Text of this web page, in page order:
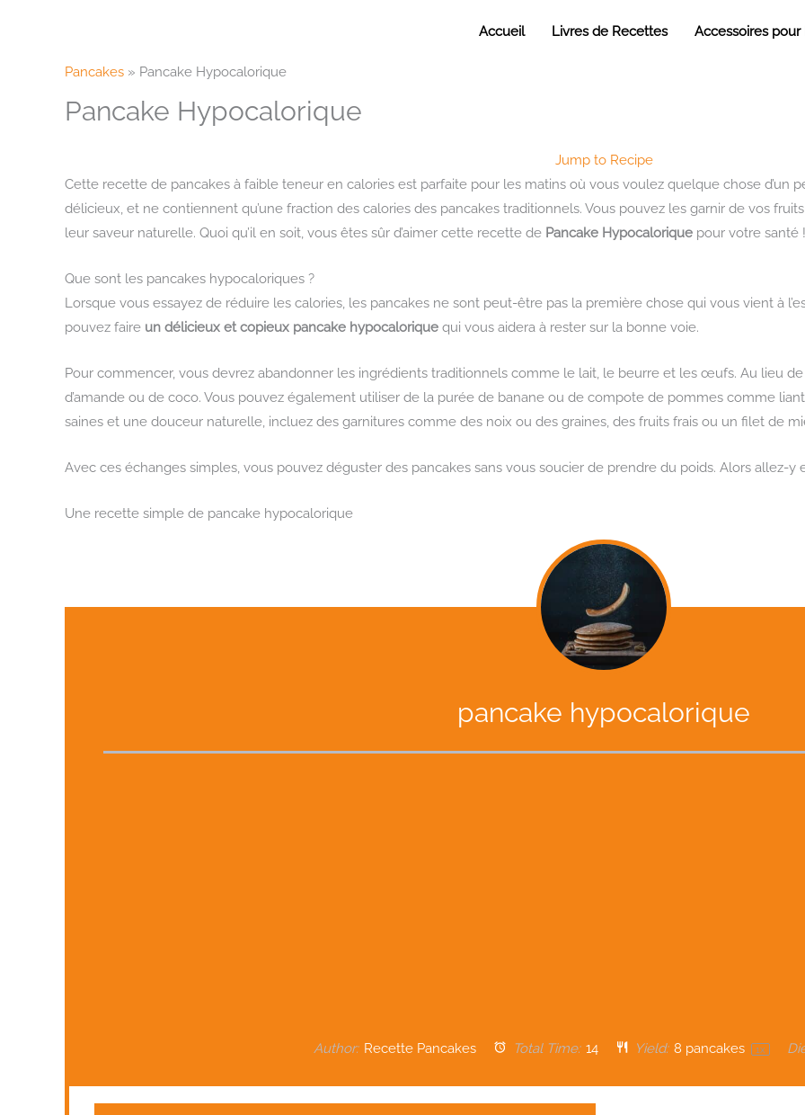
Accueil Livres de Recettes Accessoires pour
Pancakes » Pancake Hypocalorique
Pancake Hypocalorique
Jump to Recipe
Cette recette de pancakes à faible teneur en calories est parfaite pour les matins où vous voulez quelque chose d’un
délicieux, et ne contiennent qu’une fraction des calories des pancakes traditionnels. Vous pouvez les garnir de vos
leur saveur naturelle. Quoi qu’il en soit, vous êtes sûr d’aimer cette recette de Pancake Hypocalorique pour votre santé !
Que sont les pancakes hypocaloriques ?
Lorsque vous essayez de réduire les calories, les pancakes ne sont peut-être pas la première chose qui vous vient à
pouvez faire un délicieux et copieux pancake hypocalorique qui vous aidera à rester sur la bonne voie.
Pour commencer, vous devrez abandonner les ingrédients traditionnels comme le lait, le beurre et les œufs. Au lieu
d’amande ou de coco. Vous pouvez également utiliser de la purée de banane ou de compote de pommes comme
saines et une douceur naturelle, incluez des garnitures comme des noix ou des graines, des fruits frais ou un filet de
Avec ces échanges simples, vous pouvez déguster des pancakes sans vous soucier de prendre du poids. Alors allez-
Une recette simple de pancake hypocalorique
pancake hypocalorique
Author: Recette Pancakes Total Time: 14 Yield: 8 pancakes 1x